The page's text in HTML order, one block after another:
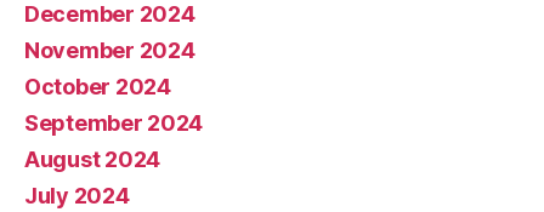
December 2024
November 2024
October 2024
September 2024
August 2024
July 2024